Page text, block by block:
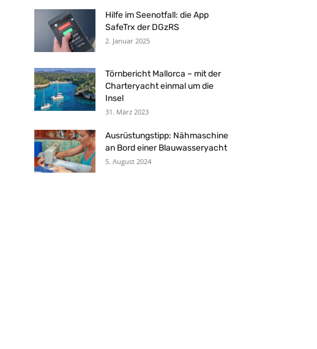
Hilfe im Seenotfall: die App
SafeTrx der DGzRS
2. Januar 2025
Törnbericht Mallorca – mit der
Charteryacht einmal um die
Insel
31. März 2023
Ausrüstungstipp: Nähmaschine
an Bord einer Blauwasseryacht
5. August 2024